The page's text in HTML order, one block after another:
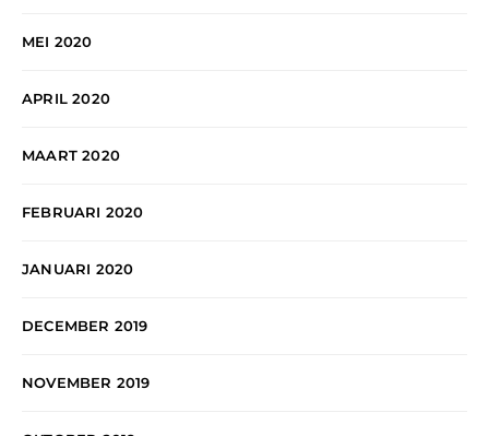
MEI 2020
APRIL 2020
MAART 2020
FEBRUARI 2020
JANUARI 2020
DECEMBER 2019
NOVEMBER 2019